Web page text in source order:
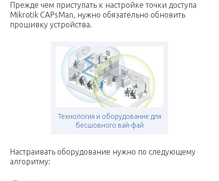
Прежде чем приступать к настройке точки доступа
Mikrotik CAPsMan, нужно обязательно обновить
прошивку устройства.
Технология и оборудование для
бесшовного вай-фай
Настраивать оборудование нужно по следующему
алгоритму: